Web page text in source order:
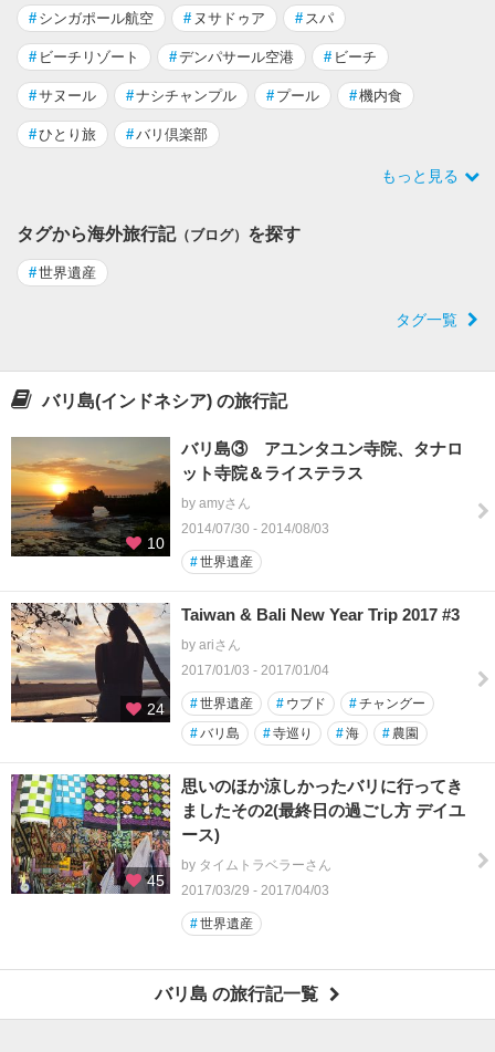
# シンガポール航空 # ヌサドゥア # スパ
# ビーチリゾート #デンパサール空港 # ビーチ
#サヌール #ナシチャンプル # プール #機内食
#ひとり旅 #バリ倶楽部
もっと見る
タグから海外旅行記（ブログ） を探す
#世界遺産
タグ一覧
バリ島(インドネシア) の旅行記
10
バリ島③ アユンタユン寺院、タナロ
ット寺院＆ライステラス
by amyさん
2014/07/30 - 2014/08/03
#世界遺産
24
Taiwan & Bali New Year Trip 2017 #3
by ariさん
2017/01/03 - 2017/01/04
#世界遺産 # ウブド #チャングー
#バリ島 #寺巡り #海 # 農園
45
思いのほか涼しかったバリに行ってき
ましたその2(最終日の過ごし方 デイユ
ース)
by タイムトラベラーさん
2017/03/29 - 2017/04/03
#世界遺産
バリ島 の旅行記一覧